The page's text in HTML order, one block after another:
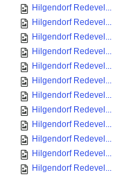
Hilgendorf Redevel...
Hilgendorf Redevel...
Hilgendorf Redevel...
Hilgendorf Redevel...
Hilgendorf Redevel...
Hilgendorf Redevel...
Hilgendorf Redevel...
Hilgendorf Redevel...
Hilgendorf Redevel...
Hilgendorf Redevel...
Hilgendorf Redevel...
Hilgendorf Redevel...